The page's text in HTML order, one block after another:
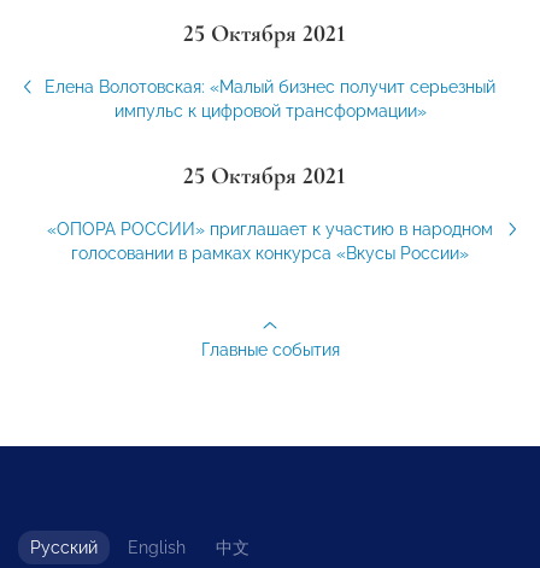
25 Октября 2021
Елена Волотовская: «Малый бизнес получит серьезный
импульс к цифровой трансформации»
25 Октября 2021
«ОПОРА РОССИИ» приглашает к участию в народном
голосовании в рамках конкурса «Вкусы России»
Главные события
Русский English 中文